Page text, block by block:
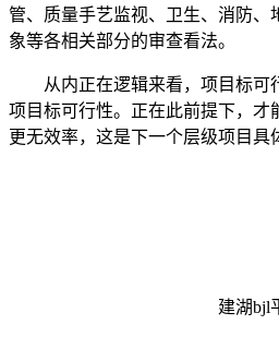
管、质量手艺监视、卫生、消防、
象等各相关部分的审查看法。
从内正在逻辑来看，项目标可
项目标可行性。正在此前提下，才
更无效率，这是下一个层级项目具
建湖bjl